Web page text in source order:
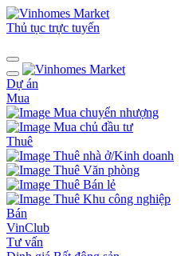
Thủ tục trực tuyến
Dự án
Mua
Mua chuyển nhượng
Mua chủ đầu tư
Thuê
Thuê nhà ở/Kinh doanh
Thuê Văn phòng
Thuê Bán lẻ
Thuê Khu công nghiệp
Bán
VinClub
Tư vấn